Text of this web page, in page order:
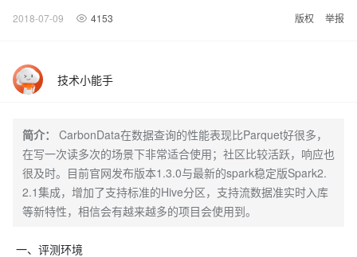
2018-07-09 4153 版权 举报
技术小能手
简介：
CarbonData在数据查询的性能表现比Parquet好很多，
在写一次读多次的场景下非常适合使用；社区比较活跃，响应也
很及时。目前官网发布版本1.3.0与最新的spark稳定版Spark2.
2.1集成，增加了支持标准的Hive分区，支持流数据准实时入库
等新特性，相信会有越来越多的项目会使用到。
一、评测环境